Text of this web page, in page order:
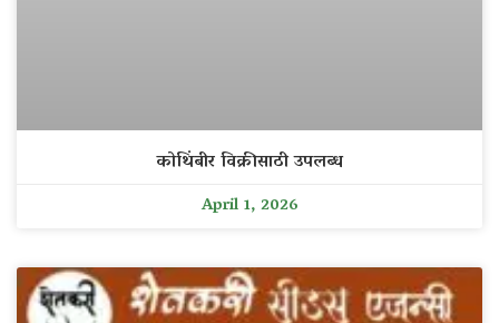
कोथिंबीर विक्रीसाठी उपलब्ध
April 1, 2026